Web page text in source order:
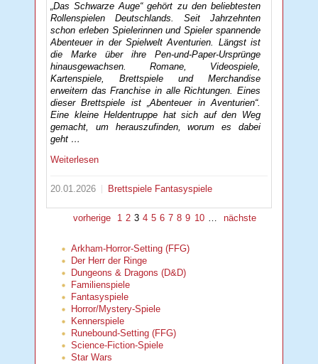
„Das Schwarze Auge“ gehört zu den beliebtesten
Rollenspielen Deutschlands. Seit Jahrzehnten
schon erleben Spielerinnen und Spieler spannende
Abenteuer in der Spielwelt Aventurien. Längst ist
die Marke über ihre Pen-und-Paper-Ursprünge
hinausgewachsen. Romane, Videospiele,
Kartenspiele, Brettspiele und Merchandise
erweitern das Franchise in alle Richtungen. Eines
dieser Brettspiele ist „Abenteuer in Aventurien“.
Eine kleine Heldentruppe hat sich auf den Weg
gemacht, um herauszufinden, worum es dabei
geht …
Weiterlesen
20.01.2026 Brettspiele Fantasyspiele
vorherige 1 2 3 4 5 6 7 8 9 10 nächste
Arkham-Horror-Setting (FFG)
Der Herr der Ringe
Dungeons & Dragons (D&D)
Familienspiele
Fantasyspiele
Horror/Mystery-Spiele
Kennerspiele
Runebound-Setting (FFG)
Science-Fiction-Spiele
Star Wars